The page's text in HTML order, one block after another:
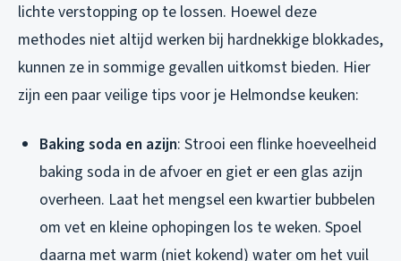
lichte verstopping op te lossen. Hoewel deze
methodes niet altijd werken bij hardnekkige blokkades,
kunnen ze in sommige gevallen uitkomst bieden. Hier
zijn een paar veilige tips voor je Helmondse keuken:
Baking soda en azijn: Strooi een flinke hoeveelheid
baking soda in de afvoer en giet er een glas azijn
overheen. Laat het mengsel een kwartier bubbelen
om vet en kleine ophopingen los te weken. Spoel
daarna met warm (niet kokend) water om het vuil